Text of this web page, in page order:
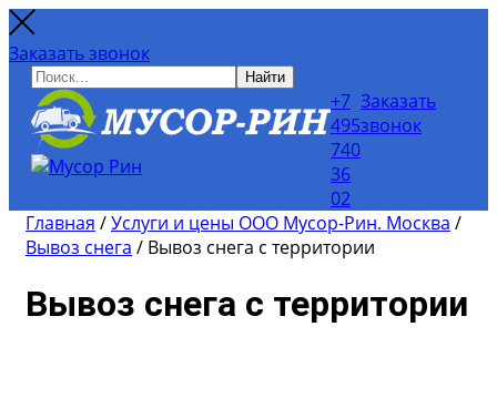
Заказать звонок
Найти
+7
495
740
36
02
Заказать
звонок
Главная /Услуги и цены ООО Мусор-Рин. Москва /
Вывоз снега / Вывоз снега с территории
Вывоз снега с территории